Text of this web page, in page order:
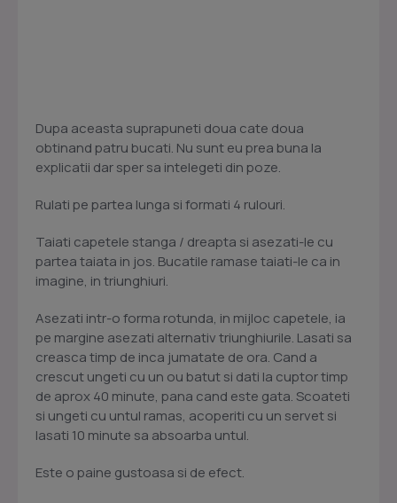
Dupa aceasta suprapuneti doua cate doua
obtinand patru bucati. Nu sunt eu prea buna la
explicatii dar sper sa intelegeti din poze.
Rulati pe partea lunga si formati 4 rulouri.
Taiati capetele stanga / dreapta si asezati-le cu
partea taiata in jos. Bucatile ramase taiati-le ca in
imagine, in triunghiuri.
Asezati intr-o forma rotunda, in mijloc capetele, ia
pe margine asezati alternativ triunghiurile. Lasati sa
creasca timp de inca jumatate de ora. Cand a
crescut ungeti cu un ou batut si dati la cuptor timp
de aprox 40 minute, pana cand este gata. Scoateti
si ungeti cu untul ramas, acoperiti cu un servet si
lasati 10 minute sa absoarba untul.
Este o paine gustoasa si de efect.